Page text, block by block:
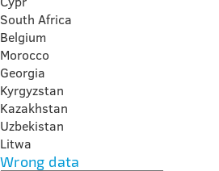
South Africa
Belgium
Morocco
Georgia
Kyrgyzstan
Kazakhstan
Uzbekistan
Litwa
Wrong data